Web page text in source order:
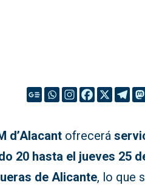
d’Alacant ofrecerá
20 hasta el jueves 25
de Alicante, lo que